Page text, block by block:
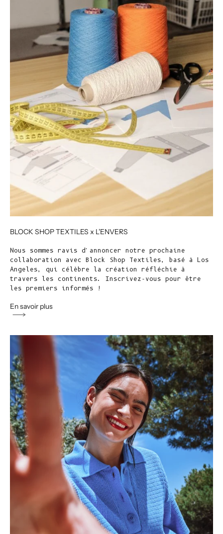
BLOCK SHOP TEXTILES x L'ENVERS
Nous sommes ravis d'annoncer notre prochaine
collaboration avec Block Shop Textiles, basé à Los
Angeles, qui célèbre la création réfléchie à
travers les continents. Inscrivez-vous pour être
les premiers informés !
En savoir plus